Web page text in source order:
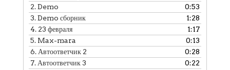
2.Demo
0:53
3.Demo сборник
1:28
4. 23 февраля
1:17
5. Max-mara
0:13
6. Автоответчик 2
0:28
7. Автоответчик 3
0:22